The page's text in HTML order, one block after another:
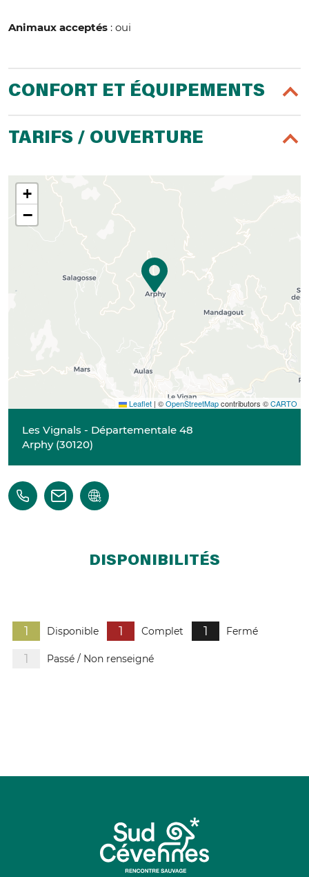
Animaux acceptés : oui
CONFORT ET ÉQUIPEMENTS
TARIFS / OUVERTURE
+
−
Leaflet | ©OpenStreetMapcontributors ©CARTO
Les Vignals - Départementale 48
Arphy(30120)
DISPONIBILITÉS
1 Disponible 1 Complet 1 Fermé
1 Passé / Non renseigné